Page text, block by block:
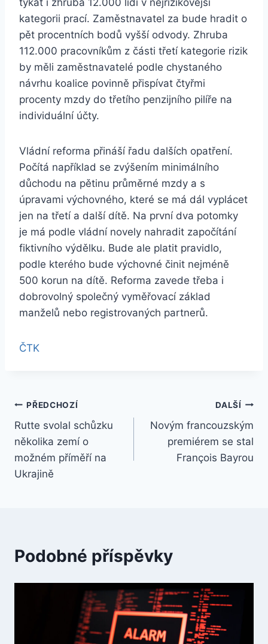
týkat i zhruba 12.000 lidí v nejrizikovější
kategorii prací. Zaměstnavatel za bude hradit o
pět procentních bodů vyšší odvody. Zhruba
112.000 pracovníkům z části třetí kategorie rizik
by měli zaměstnavatelé podle chystaného
návrhu koalice povinně přispívat čtyřmi
procenty mzdy do třetího penzijního pilíře na
individuální účty.
Vládní reforma přináší řadu dalších opatření.
Počítá například se zvýšením minimálního
důchodu na pětinu průměrné mzdy a s
úpravami výchovného, které se má dál vyplácet
jen na třetí a další dítě. Na první dva potomky
je má podle vládní novely nahradit započítání
fiktivního výdělku. Bude ale platit pravidlo,
podle kterého bude výchovné činit nejméně
500 korun na dítě. Reforma zavede třeba i
dobrovolný společný vyměřovací základ
manželů nebo registrovaných partnerů.
ČTK
Navigace
pro
příspěvek
PŘEDCHOZÍ
Rutte svolal schůzku
několika zemí o
možném příměří na
Ukrajině
DALŠÍ
Novým francouzským
premiérem se stal
François Bayrou
Podobné příspěvky